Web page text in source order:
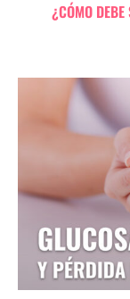
¿CÓMO